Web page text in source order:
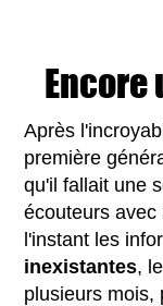
Après
première
qu'il fallait une
écouteurs
l'instant les
inexistantes,
plusieurs mois,